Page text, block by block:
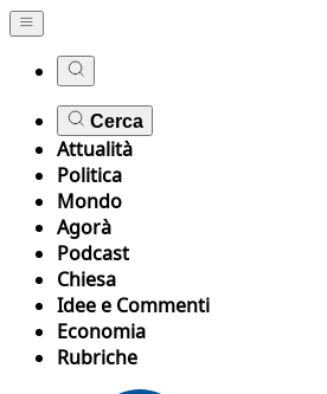
Cerca
Attualità
Politica
Mondo
Agorà
Podcast
Chiesa
Idee e Commenti
Economia
Rubriche